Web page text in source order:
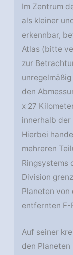
Im Zentrum
als kleiner
erkennbar,
Atlas (bitte
zur
den
x 27
innerhalb der
Hierbei
mehreren
Ringsystems
Division
Planeten von
entfernten F-
Auf seiner
den